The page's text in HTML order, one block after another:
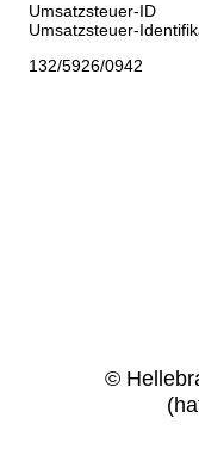
Umsatzsteuer-ID
Umsatzsteuer-
132/5926/0942
©